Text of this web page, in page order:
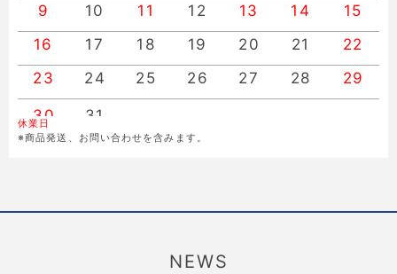
9
10 11 12 13 14
15
16
17 18 19 20 21
22
23
24 25 26 27 28 29
30 31
休業日
※商品発送、お問い合わせを含みます。
NEWS